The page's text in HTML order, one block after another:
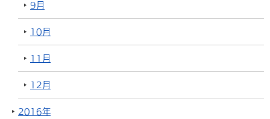
9月
10月
11月
12月
2016年